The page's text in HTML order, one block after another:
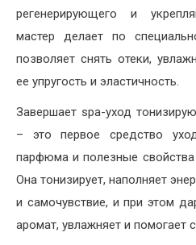
регенерирующего и
мастер делает по
позволяет снять отеки,
ее упругость и эластичность.
Завершает spa-уход
– это первое средство
парфюма и полезные свойства
Она тонизирует, наполняет
и самочувствие, и при этом
аромат, увлажняет и помогает